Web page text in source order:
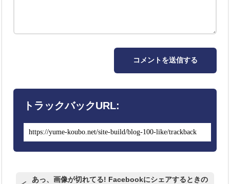
トラックバックURL:
あっ、画像が切れてる! Facebookにシェアするときの